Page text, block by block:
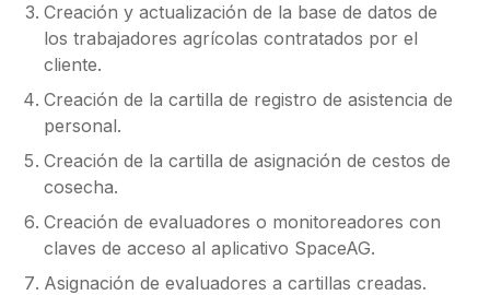
Creación y actualización de la base de datos de
los trabajadores agrícolas contratados por el
cliente.
Creación de la cartilla de registro de asistencia de
personal.
Creación de la cartilla de asignación de cestos de
cosecha.
Creación de evaluadores o monitoreadores con
claves de acceso al aplicativo SpaceAG.
Asignación de evaluadores a cartillas creadas.